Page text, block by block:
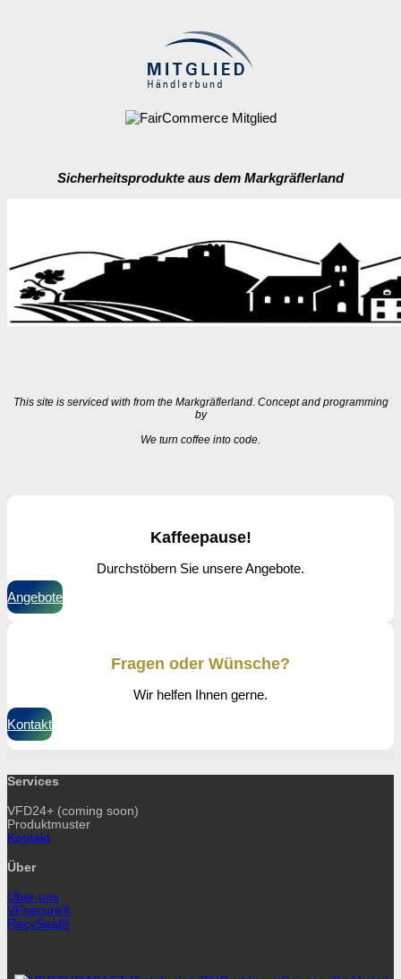
Sicherheitsprodukte aus dem Markgräflerland
This site is serviced with from the Markgräflerland. Concept and programming
by
We turn coffee into code.
Kaffeepause!
Durchstöbern Sie unsere Angebote.
Angebote
Fragen oder Wünsche?
Wir helfen Ihnen gerne.
Kontakt
Services
VFD24+ (coming soon)
Produktmuster
Kontakt
Über
Über uns
VFsecure®
RecySeal®